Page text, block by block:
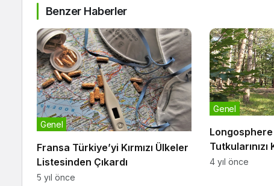
Benzer Haberler
Fransa Türkiye’yi Kırmızı Ülkeler
Listesinden Çıkardı
Genel
5 yıl önce
Buluşturun
Genel
4 yıl önce